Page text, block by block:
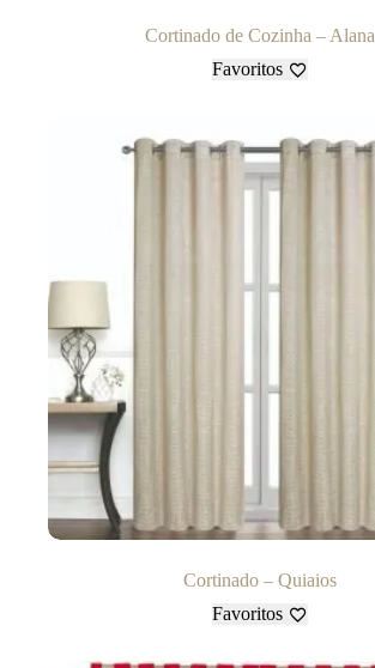
Cortinado de Cozinha – Alana
Favoritos
Cortinado – Quiaios
Favoritos